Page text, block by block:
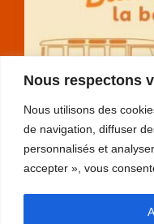
Nous respectons
Nous utilisons des
de navigation, diffuser
personnalisés et
accepter », vous
RGPD